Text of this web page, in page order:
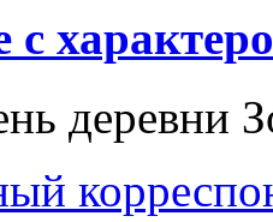
деревни